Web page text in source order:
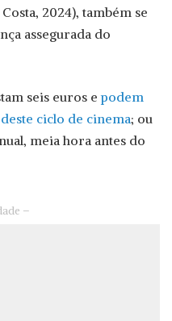
2024), também se
assegurada do
seis euros epodem
ciclo de cinema; ou
meia hora antes do
–